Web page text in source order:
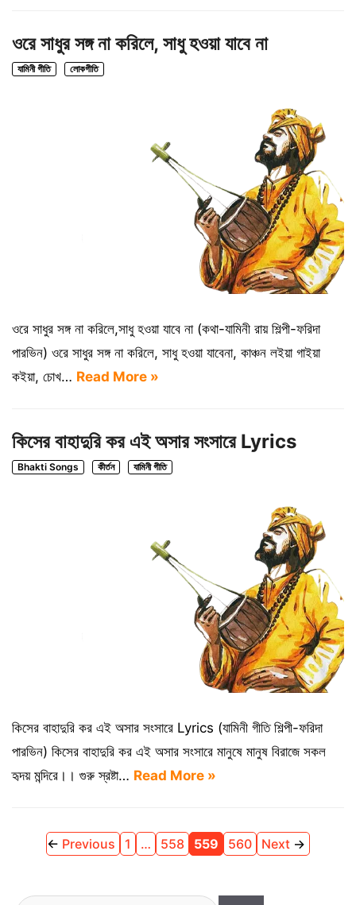
ওরে সাধুর সঙ্গ না করিলে, সাধু হওয়া যাবে না
যামিনী গীতি লোকগীতি
ওরে সাধুর সঙ্গ না করিলে,সাধু হওয়া যাবে না (কথা-যামিনী রায় শিল্পী-ফরিদা
পারভিন) ওরে সাধুর সঙ্গ না করিলে, সাধু হওয়া যাবেনা, কাঞ্চন লইয়া গাইয়া
কইয়া, চোখ… Read More »
কিসের বাহাদুরি কর এই অসার সংসারে Lyrics
Bhakti Songs কীর্তন যামিনী গীতি
কিসের বাহাদুরি কর এই অসার সংসারে Lyrics (যামিনী গীতি শিল্পী-ফরিদা
পারভিন) কিসের বাহাদুরি কর এই অসার সংসারে মানুষে মানুষ বিরাজে সকল
হৃদয় মন্দিরে।। গুরু স্রষ্টা… Read More »
← Previous Page
1 … Page
558 Page
559 Page
560 Next →